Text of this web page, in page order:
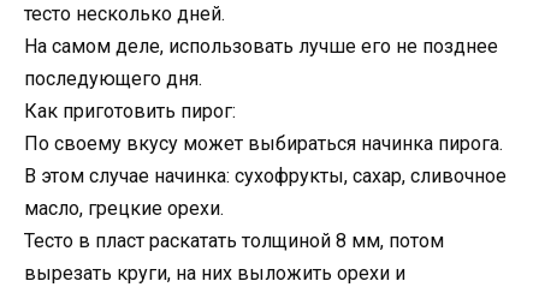
тесто несколько дней.
На самом деле, использовать лучше его не позднее
последующего дня.
Как приготовить пирог:
По своему вкусу может выбираться начинка пирога.
В этом случае начинка: сухофрукты, сахар, сливочное
масло, грецкие орехи.
Тесто в пласт раскатать толщиной 8 мм, потом
вырезать круги, на них выложить орехи и